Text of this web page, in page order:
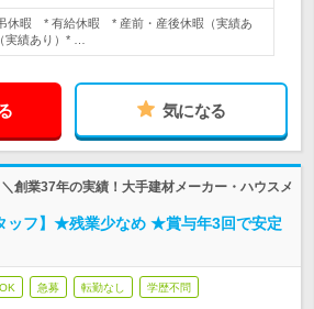
休暇 * 有給休暇 * 産前・産後休暇（実績あ
実績あり）* …
気になる
創業37年の実績！大手建材メーカー・ハウスメ
ッフ】★残業少なめ ★賞与年3回で安定
急募 転勤なし 学歴不問